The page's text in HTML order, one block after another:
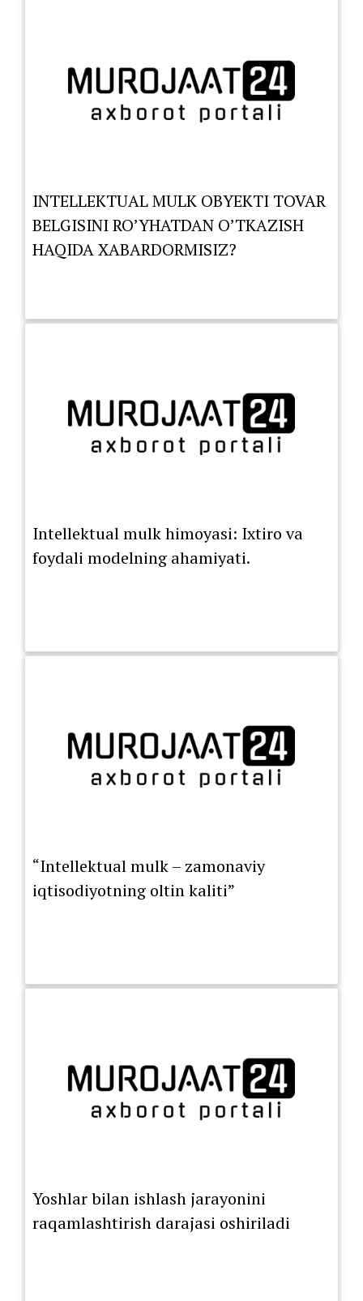
INTELLEKTUAL MULK OBYEKTI TOVAR
BELGISINI RO’YHATDAN O’TKAZISH
HAQIDA XABARDORMISIZ?
Intellektual mulk himoyasi: Ixtiro va
foydali modelning ahamiyati.
“Intellektual mulk – zamonaviy
iqtisodiyotning oltin kaliti”
Yoshlar bilan ishlash jarayonini
raqamlashtirish darajasi oshiriladi